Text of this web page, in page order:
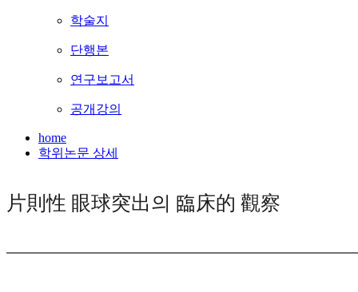
학술지
단행본
연구보고서
공개강의
home
학위논문 상세
片則性 眼球突出의 臨床的 觀察